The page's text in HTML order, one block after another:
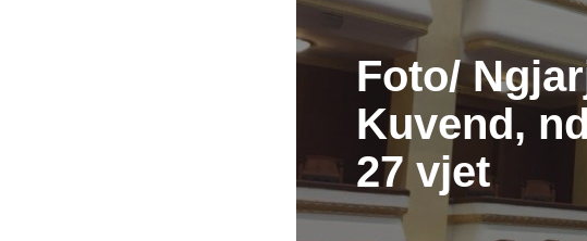
Foto/
Kuvend,
27 vjet